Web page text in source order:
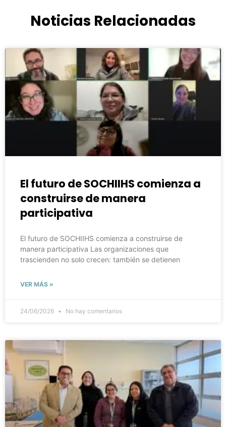
Noticias Relacionadas
El futuro de SOCHIIHS comienza a
construirse de manera
participativa
El futuro de SOCHIIHS comienza a construirse de
manera participativa Las organizaciones que
trascienden no solo crecen: también se detienen
VER MÁS »
24/06/2026 No hay comentarios